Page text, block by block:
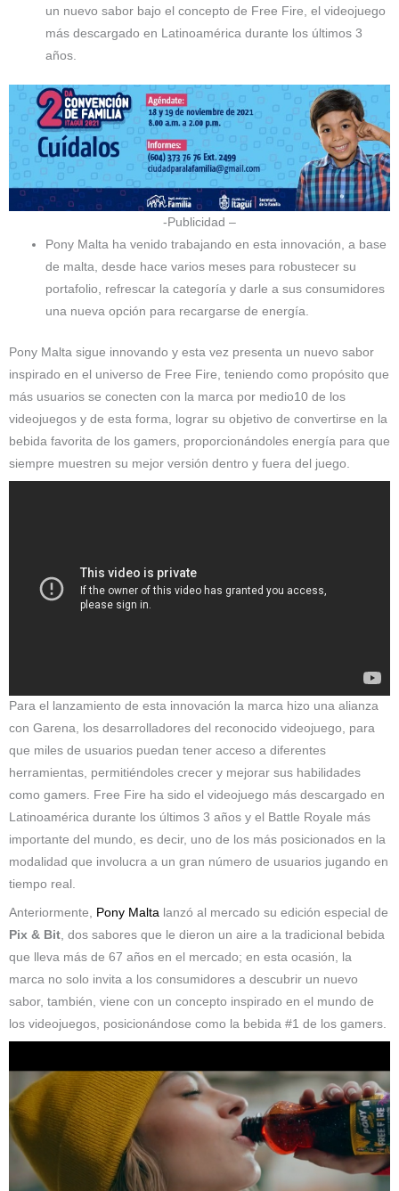
un nuevo sabor bajo el concepto de Free Fire, el videojuego
más descargado en Latinoamérica durante los últimos 3
años.
-Publicidad –
Pony Malta ha venido trabajando en esta innovación, a base
de malta, desde hace varios meses para robustecer su
portafolio, refrescar la categoría y darle a sus consumidores
una nueva opción para recargarse de energía.
Pony Malta sigue innovando y esta vez presenta un nuevo sabor
inspirado en el universo de Free Fire, teniendo como propósito que
más usuarios se conecten con la marca por medio10 de los
videojuegos y de esta forma, lograr su objetivo de convertirse en la
bebida favorita de los gamers, proporcionándoles energía para que
siempre muestren su mejor versión dentro y fuera del juego.
Para el lanzamiento de esta innovación la marca hizo una alianza
con Garena, los desarrolladores del reconocido videojuego, para
que miles de usuarios puedan tener acceso a diferentes
herramientas, permitiéndoles crecer y mejorar sus habilidades
como gamers. Free Fire ha sido el videojuego más descargado en
Latinoamérica durante los últimos 3 años y el Battle Royale más
importante del mundo, es decir, uno de los más posicionados en la
modalidad que involucra a un gran número de usuarios jugando en
tiempo real.
Anteriormente, Pony Malta lanzó al mercado su edición especial de
Pix & Bit, dos sabores que le dieron un aire a la tradicional bebida
que lleva más de 67 años en el mercado; en esta ocasión, la
marca no solo invita a los consumidores a descubrir un nuevo
sabor, también, viene con un concepto inspirado en el mundo de
los videojuegos, posicionándose como la bebida #1 de los gamers.